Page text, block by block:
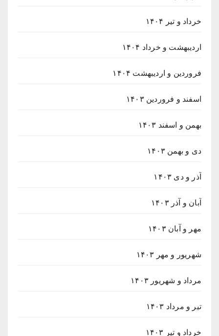
خرداد و تیر ۱۴۰۴
اردیبهشت و خرداد ۱۴۰۴
فروردین و اردیبهشت ۱۴۰۴
اسفند و فروردین ۱۴۰۳
بهمن و اسفند ۱۴۰۳
دی و بهمن ۱۴۰۳
آذر و دی ۱۴۰۳
آبان و آذر ۱۴۰۳
مهر و آبان ۱۴۰۳
شهریور و مهر ۱۴۰۳
مرداد و شهریور ۱۴۰۳
تیر و مرداد ۱۴۰۳
خرداد و تیر ۱۴۰۳